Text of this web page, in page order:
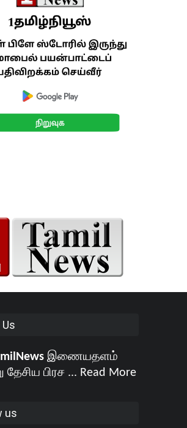
இணையதளம்
தேசிய பிரச ... Read More
us